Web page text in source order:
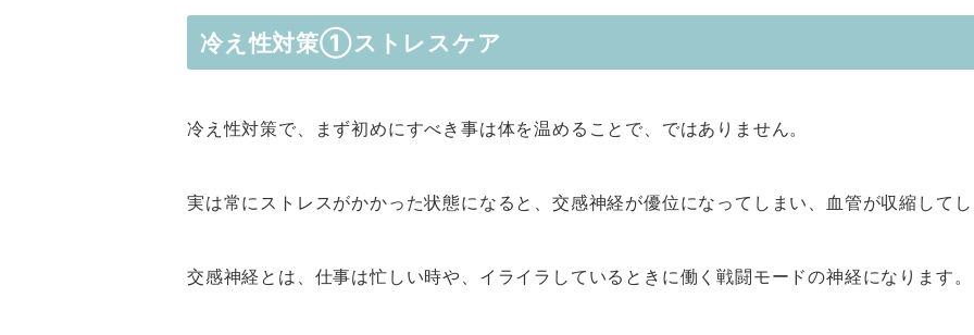
冷え性対策①ストレスケア
冷え性対策で、まず初めにすべき事は体を温めることで、ではありません。
実は常にストレスがかかった状態になると、交感神経が優位になってしまい、血管が収縮して
交感神経とは、仕事は忙しい時や、イライラしているときに働く戦闘モードの神経になります。